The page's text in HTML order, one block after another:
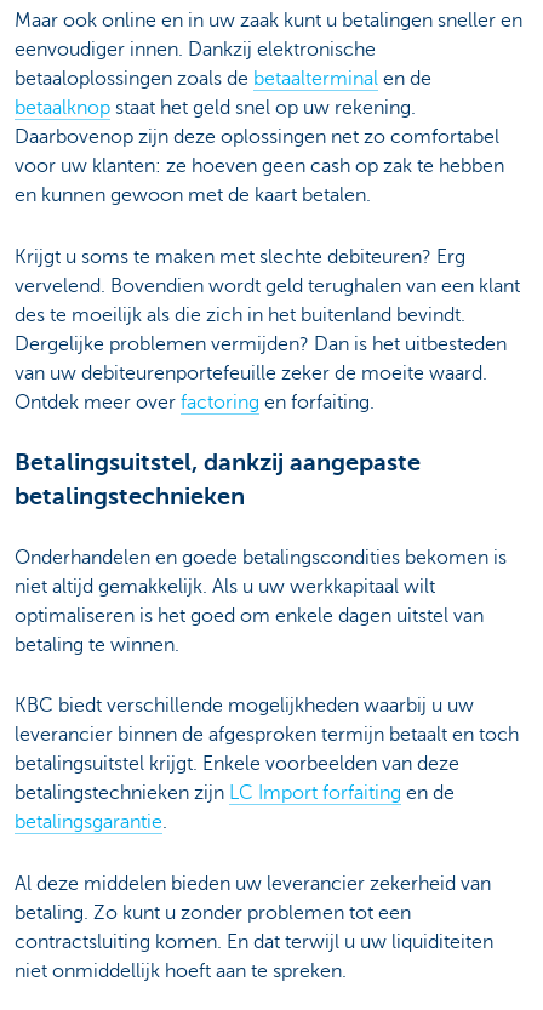
Maar ook online en in uw zaak kunt u betalingen sneller en
eenvoudiger innen. Dankzij elektronische
betaaloplossingen zoals de betaalterminal en de
betaalknop staat het geld snel op uw rekening.
Daarbovenop zijn deze oplossingen net zo comfortabel
voor uw klanten: ze hoeven geen cash op zak te hebben
en kunnen gewoon met de kaart betalen.
Krijgt u soms te maken met slechte debiteuren? Erg
vervelend. Bovendien wordt geld terughalen van een klant
des te moeilijk als die zich in het buitenland bevindt.
Dergelijke problemen vermijden? Dan is het uitbesteden
van uw debiteurenportefeuille zeker de moeite waard.
Ontdek meer over factoring en forfaiting.
Betalingsuitstel, dankzij aangepaste
betalingstechnieken
Onderhandelen en goede betalingscondities bekomen is
niet altijd gemakkelijk. Als u uw werkkapitaal wilt
optimaliseren is het goed om enkele dagen uitstel van
betaling te winnen.
KBC biedt verschillende mogelijkheden waarbij u uw
leverancier binnen de afgesproken termijn betaalt en toch
betalingsuitstel krijgt. Enkele voorbeelden van deze
betalingstechnieken zijn LC Import forfaiting en de
betalingsgarantie.
Al deze middelen bieden uw leverancier zekerheid van
betaling. Zo kunt u zonder problemen tot een
contractsluiting komen. En dat terwijl u uw liquiditeiten
niet onmiddellijk hoeft aan te spreken.